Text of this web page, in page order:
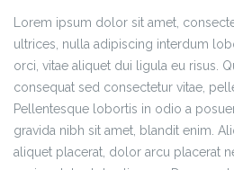
Lorem ipsum dolor sit amet,
ultrices, nulla adipiscing interdum
orci, vitae aliquet dui ligula eu risus.
consequat sed consectetur vitae,
Pellentesque lobortis in odio a
gravida nibh sit amet, blandit enim.
aliquet placerat, dolor arcu placerat